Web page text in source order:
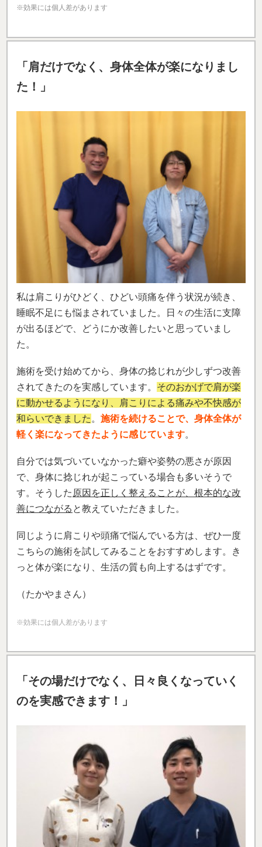
※効果には個人差があります
「肩だけでなく、身体全体が楽になりまし
た！」
私は肩こりがひどく、ひどい頭痛を伴う状況が続き、
睡眠不足にも悩まされていました。日々の生活に支障
が出るほどで、どうにか改善したいと思っていまし
た。
施術を受け始めてから、身体の捻じれが少しずつ改善
されてきたのを実感しています。 そのおかげで肩が楽
に動かせるようになり、肩こりによる痛みや不快感が
和らいできました 。 施術を続けることで、身体全体が
軽く楽になってきたように感じています。
自分では気づいていなかった癖や姿勢の悪さが原因
で、身体に捻じれが起こっている場合も多いそうで
す。そうした 原因を正しく整えることが、根本的な改
善につながる と教えていただきました。
同じように肩こりや頭痛で悩んでいる方は、ぜひ一度
こちらの施術を試してみることをおすすめします。き
っと体が楽になり、生活の質も向上するはずです。
（たかやまさん）
※効果には個人差があります
「その場だけでなく、日々良くなっていく
のを実感できます！」